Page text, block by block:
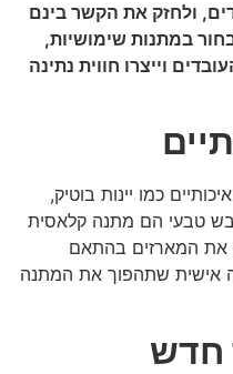
ולחזק את הקשר בינם
במתנות שימושיות,
וייצרו חווית נתינה
כמו יינות בוטיק,
טבעי הם מתנה קלאסית
את המארזים בהתאם
אישית שתהפוך את המתנה